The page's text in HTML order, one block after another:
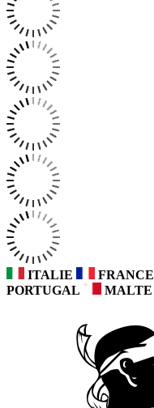
ITALIE FRANCE
PORTUGAL
MALTE